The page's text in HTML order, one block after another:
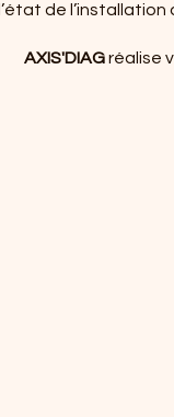
l’état de
AXIS'DIAGréalise